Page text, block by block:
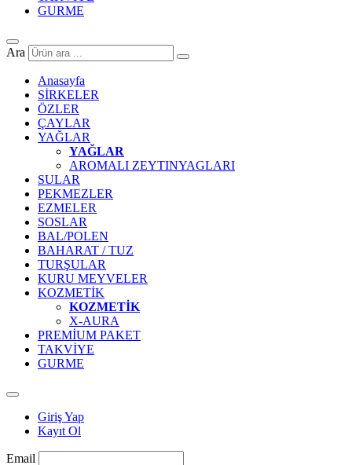
GURME
Ara
Anasayfa
SİRKELER
ÖZLER
ÇAYLAR
YAĞLAR
YAĞLAR
AROMALI ZEYTINYAGLARI
SULAR
PEKMEZLER
EZMELER
SOSLAR
BAL/POLEN
BAHARAT / TUZ
TURŞULAR
KURU MEYVELER
KOZMETİK
KOZMETİK
X-AURA
PREMİUM PAKET
TAKVİYE
GURME
Giriş Yap
Kayıt Ol
Email